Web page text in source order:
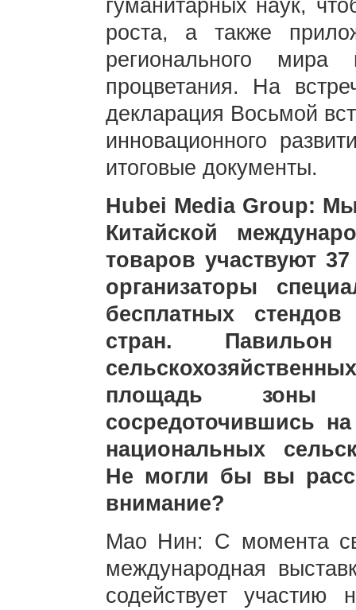
гуманитарных наук,
роста, а также
регионального
процветания. На
декларация Восьмой
инновационного
итоговые документы.
Hubei Media Group:
Китайской
товаров участвуют
организаторы
бесплатных
стран.
площадь зоны
сосредоточившись
национальных
Не могли бы вы
внимание?
Мао Нин: С момента
международная
содействует участию